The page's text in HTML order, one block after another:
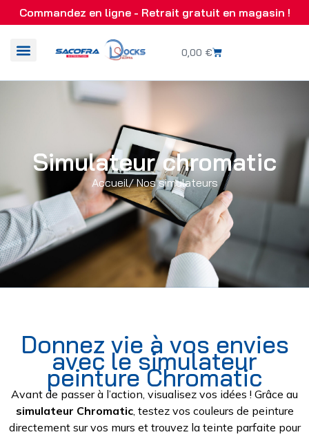
Commandez en ligne - Retrait gratuit en magasin !
0,00 €
Simulateur chromatic
Accueil/ Nos simulateurs
Donnez vie à vos envies
avec le simulateur
peinture Chromatic
Avant de passer à l’action, visualisez vos idées ! Grâce au
simulateur Chromatic, testez vos couleurs de peinture
directement sur vos murs et trouvez la teinte parfaite pour